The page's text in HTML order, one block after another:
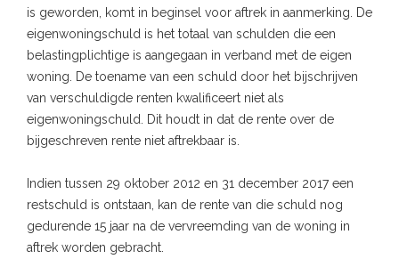
is geworden, komt in beginsel voor aftrek in aanmerking. De
eigenwoningschuld is het totaal van schulden die een
belastingplichtige is aangegaan in verband met de eigen
woning. De toename van een schuld door het bijschrijven
van verschuldigde renten kwalificeert niet als
eigenwoningschuld. Dit houdt in dat de rente over de
bijgeschreven rente niet aftrekbaar is.
Indien tussen 29 oktober 2012 en 31 december 2017 een
restschuld is ontstaan, kan de rente van die schuld nog
gedurende 15 jaar na de vervreemding van de woning in
aftrek worden gebracht.